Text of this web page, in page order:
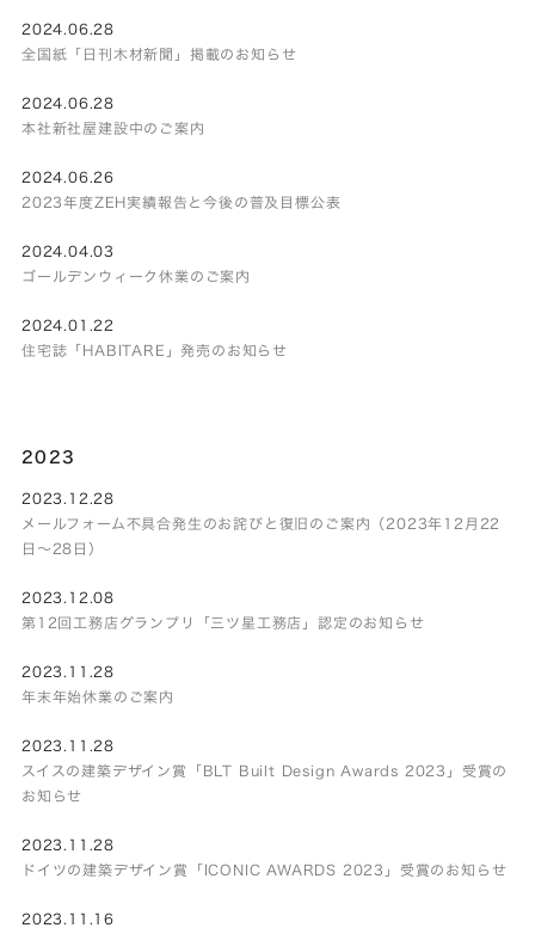
2024.06.28
全国紙「日刊木材新聞」掲載のお知らせ
2024.06.28
本社新社屋建設中のご案内
2024.06.26
2023年度ZEH実績報告と今後の普及目標公表
2024.04.03
ゴールデンウィーク休業のご案内
2024.01.22
住宅誌「HABITARE」発売のお知らせ
2023
2023.12.28
メールフォーム不具合発生のお詫びと復旧のご案内（2023年12月22
日～28日）
2023.12.08
第12回工務店グランプリ「三ツ星工務店」認定のお知らせ
2023.11.28
年末年始休業のご案内
2023.11.28
スイスの建築デザイン賞「BLT Built Design Awards 2023」受賞の
お知らせ
2023.11.28
ドイツの建築デザイン賞「ICONIC AWARDS 2023」受賞のお知らせ
2023.11.16